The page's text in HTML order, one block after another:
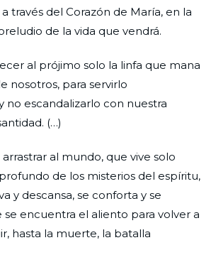
través del Corazón de María, en la
de la vida que vendrá.
al prójimo solo la linfa que mana
nosotros, para servirlo
no escandalizarlo con nuestra
(…)
arrastrar al mundo, que vive solo
profundo de los misterios del espíritu,
y descansa, se conforta y se
encuentra el aliento para volver a
hasta la muerte, la batalla